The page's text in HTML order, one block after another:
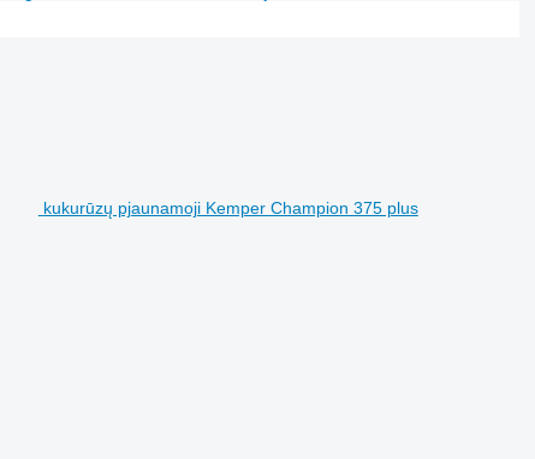
kukurūzų pjaunamoji Kemper Champion 375 plus